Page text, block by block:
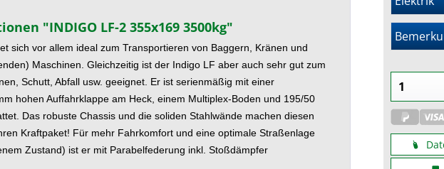
"INDIGO LF-2 355x169 3500kg"
sich vor allem ideal zum Transportieren von Baggern, Kränen und
Maschinen. Gleichzeitig ist der Indigo LF aber auch sehr gut zum
Schutt, Abfall usw. geeignet. Er ist serienmäßig mit einer
hohen Auffahrklappe am Heck, einem Multiplex-Boden und 195/50
Das robuste Chassis und die soliden Stahlwände machen diesen
Kraftpaket! Für mehr Fahrkomfort und eine optimale Straßenlage
Zustand) ist er mit Parabelfederung inkl. Stoßdämpfer
geben.
Sie können die Konfiguration drucken oder als PDF
herunterladen (Datenblatt oder PDF Angebot)
Lärm erzeugen kann. Die Verantwortung der
Ladungssicherung liegt beim Fahrer, Halter und
beim Verlader.
Denken Sie deshalb immer daran, Ihre Ladung vor
Fahrtbeginn entsprechend zu sichern. Hier finden
Sie die notwendigen Hilfsmittel für das Beladen
und anschließende Sichern.